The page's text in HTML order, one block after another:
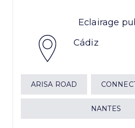
Eclairage
Cádiz
ARISA ROAD
NANTES